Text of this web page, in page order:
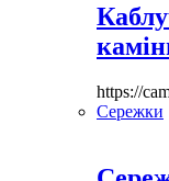
https://
Сережки